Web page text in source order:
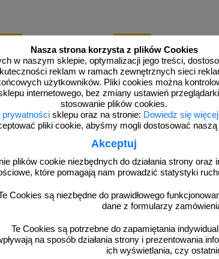
Nasza strona korzysta z plików Cookies
w naszym sklepie, optymalizacji jego treści,
reklam w ramach zewnętrznych sieci
użytkowników. Pliki cookies można
internetowego, bez zmiany ustawień
stosowanie plików cookies.
prywatności sklepu oraz na stronie: Dowiedz się
pliki cookie, abyśmy mogli dostosować naszą
Akceptuj
plików cookie niezbędnych do działania strony
które pomagają nam prowadzić statystyki
Cookies są niezbędne do prawidłowego
dane z formularzy
Te Cookies są potrzebne do zapamiętania
na sposób działania strony i prezentowania
ich wyświetlania, czy
ewakuacyjny
cm
1K007
metalowa 7x15,2x2,7 cm
KX